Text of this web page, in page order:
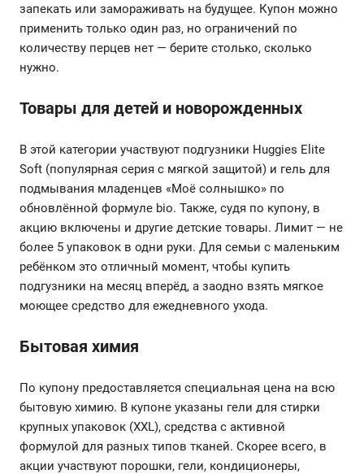
запекать или замораживать на будущее. Купон можно
применить только один раз, но ограничений по
количеству перцев нет — берите столько, сколько
нужно.
Товары для детей и новорожденных
В этой категории участвуют подгузники Huggies Elite
Soft (популярная серия с мягкой защитой) и гель для
подмывания младенцев «Моё солнышко» по
обновлённой формуле bio. Также, судя по купону, в
акцию включены и другие детские товары. Лимит — не
более 5 упаковок в одни руки. Для семьи с маленьким
ребёнком это отличный момент, чтобы купить
подгузники на месяц вперёд, а заодно взять мягкое
моющее средство для ежедневного ухода.
Бытовая химия
По купону предоставляется специальная цена на всю
бытовую химию. В купоне указаны гели для стирки
крупных упаковок (XXL), средства с активной
формулой для разных типов тканей. Скорее всего, в
акции участвуют порошки, гели, кондиционеры,